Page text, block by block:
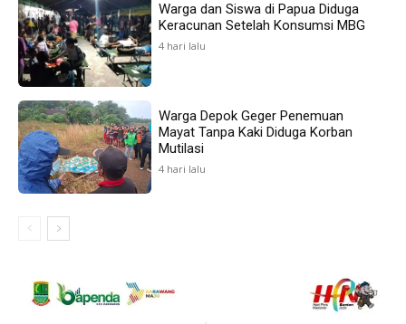
Warga dan Siswa di Papua Diduga
Keracunan Setelah Konsumsi MBG
4 hari lalu
Warga Depok Geger Penemuan
Mayat Tanpa Kaki Diduga Korban
Mutilasi
4 hari lalu